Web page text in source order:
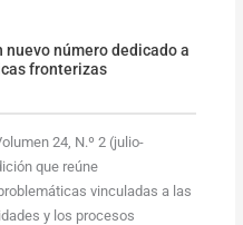
nuevo número dedicado a
fronterizas
24, N.º 2 (julio-
que reúne
vinculadas a las
y los procesos